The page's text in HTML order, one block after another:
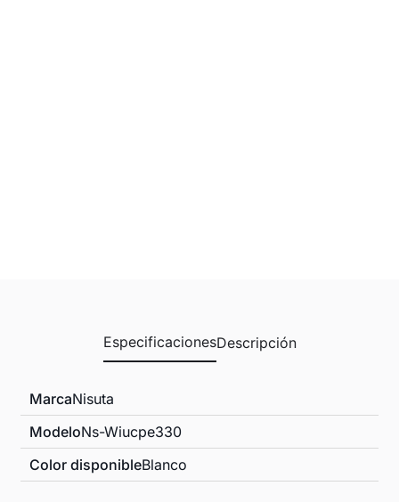
EspecificacionesDescripción
MarcaNisuta
ModeloNs-Wiucpe330
Color disponibleBlanco